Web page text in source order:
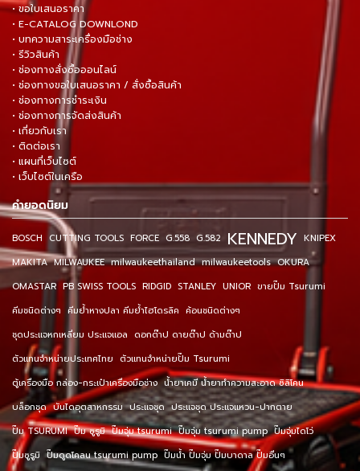
• ขอใบเสนอราคา
• E-CATALOG DOWNLOND
• บทความสาระเครื่องมือช่าง
• รีวิวสินค้า
• ช่องทางสั่งซื้อออนไลน์
• ช่องทางขอใบเสนอราคา / สั่งซื้อสินค้า
• ช่องทางการชำระเงิน
• ช่องทางการจัดส่งสินค้า
• เกี่ยวกับเรา
• ติดต่อเรา
• แผนที่เว็บไซต์
• เว็บไซต์ในเครือ
คำยอดนิยม
BOSCH CUTTING TOOLS FORCE G.558 G.582 KENNEDY KNIPEX
MAKITA MILWAUKEE milwaukeethailand milwaukeetools OKURA
OMASTAR PB SWISS TOOLS RIDGID STANLEY UNIOR ขายปั๊ม Tsurumi
คีมชนิดต่างๆ คีมย้ำหางปลา คีมย้ำไฮโดรลิค ค้อนชนิดต่างๆ
ชุดประแจหกเหลี่ยม ประแจแอล ดอกต๊าป ดายต๊าป ด้ามต๊าป
ตัวแทนจำหน่ายประเทศไทย ตัวแทนจำหน่ายปั๊ม Tsurumi
ตู้เครื่องมือ กล่อง-กระเป๋าเครื่องมือช่าง น้ำยาเคมี น้ำยาทำความสะอาด ซิลิโคน
บล็อกชุด บันไดอุตสาหกรรม ประแจชุด ประแจชุด ประแจแหวน-ปากตาย
ปั๊ม TSURUMI ปั๊ม ซูรูมิ ปั๊มจุ่ม tsurumi ปั๊มจุ่ม tsurumi pump ปั๊มจุ่มไดโว่
ปั๊มซูรูมิ ปั๊มดูดโคลน tsurumi pump ปั๊มน้ำ ปั๊มจุ่ม ปั๊มบาดาล ปั๊มอื่นๆ